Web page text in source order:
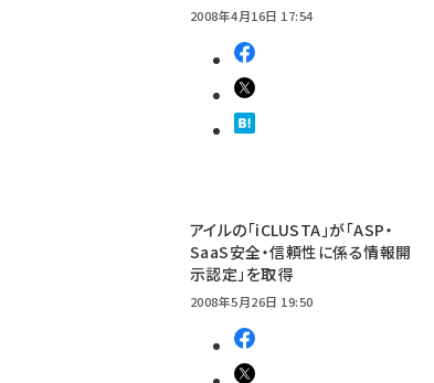
2008年4月16日 17:54
アイルの「iCLUSTA」が「ASP・
SaaS安全・信頼性に係る情報開
示認定」を取得
2008年5月26日 19:50